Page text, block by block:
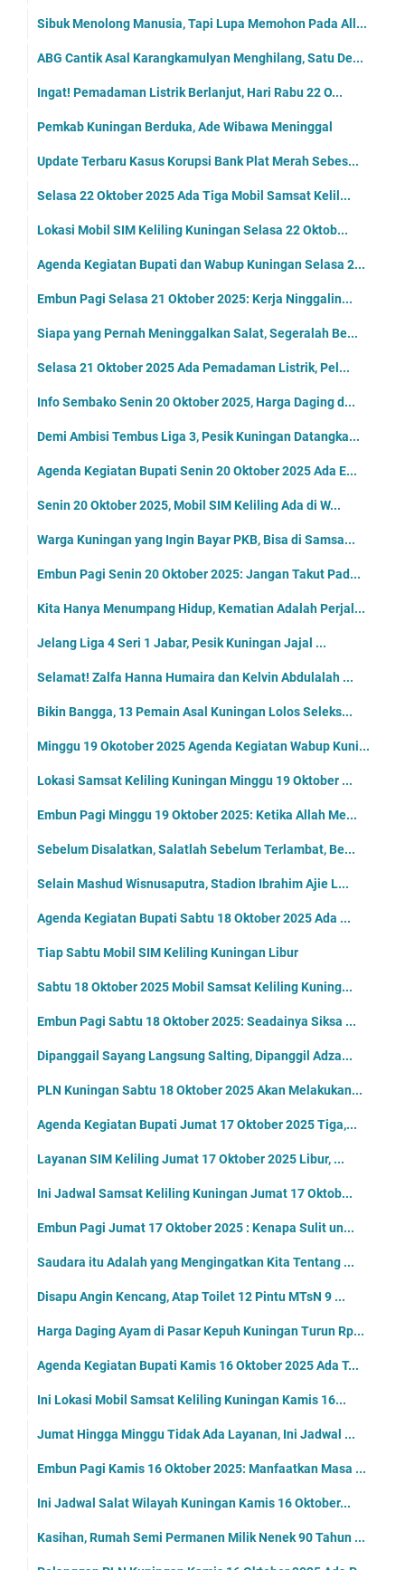
Sibuk Menolong Manusia, Tapi Lupa Memohon Pada All...
ABG Cantik Asal Karangkamulyan Menghilang, Satu De...
Ingat! Pemadaman Listrik Berlanjut, Hari Rabu 22 O...
Pemkab Kuningan Berduka, Ade Wibawa Meninggal
Update Terbaru Kasus Korupsi Bank Plat Merah Sebes...
Selasa 22 Oktober 2025 Ada Tiga Mobil Samsat Kelil...
Lokasi Mobil SIM Keliling Kuningan Selasa 22 Oktob...
Agenda Kegiatan Bupati dan Wabup Kuningan Selasa 2...
Embun Pagi Selasa 21 Oktober 2025: Kerja Ninggalin...
Siapa yang Pernah Meninggalkan Salat, Segeralah Be...
Selasa 21 Oktober 2025 Ada Pemadaman Listrik, Pel...
Info Sembako Senin 20 Oktober 2025, Harga Daging d...
Demi Ambisi Tembus Liga 3, Pesik Kuningan Datangka...
Agenda Kegiatan Bupati Senin 20 Oktober 2025 Ada E...
Senin 20 Oktober 2025, Mobil SIM Keliling Ada di W...
Warga Kuningan yang Ingin Bayar PKB, Bisa di Samsa...
Embun Pagi Senin 20 Oktober 2025: Jangan Takut Pad...
Kita Hanya Menumpang Hidup, Kematian Adalah Perjal...
Jelang Liga 4 Seri 1 Jabar, Pesik Kuningan Jajal ...
Selamat! Zalfa Hanna Humaira dan Kelvin Abdulalah ...
Bikin Bangga, 13 Pemain Asal Kuningan Lolos Seleks...
Minggu 19 Okotober 2025 Agenda Kegiatan Wabup Kuni...
Lokasi Samsat Keliling Kuningan Minggu 19 Oktober ...
Embun Pagi Minggu 19 Oktober 2025: Ketika Allah Me...
Sebelum Disalatkan, Salatlah Sebelum Terlambat, Be...
Selain Mashud Wisnusaputra, Stadion Ibrahim Ajie L...
Agenda Kegiatan Bupati Sabtu 18 Oktober 2025 Ada ...
Tiap Sabtu Mobil SIM Keliling Kuningan Libur
Sabtu 18 Oktober 2025 Mobil Samsat Keliling Kuning...
Embun Pagi Sabtu 18 Oktober 2025: Seadainya Siksa ...
Dipanggail Sayang Langsung Salting, Dipanggil Adza...
PLN Kuningan Sabtu 18 Oktober 2025 Akan Melakukan...
Agenda Kegiatan Bupati Jumat 17 Oktober 2025 Tiga,...
Layanan SIM Keliling Jumat 17 Oktober 2025 Libur, ...
Ini Jadwal Samsat Keliling Kuningan Jumat 17 Oktob...
Embun Pagi Jumat 17 Oktober 2025 : Kenapa Sulit un...
Saudara itu Adalah yang Mengingatkan Kita Tentang ...
Disapu Angin Kencang, Atap Toilet 12 Pintu MTsN 9 ...
Harga Daging Ayam di Pasar Kepuh Kuningan Turun Rp...
Agenda Kegiatan Bupati Kamis 16 Oktober 2025 Ada T...
Ini Lokasi Mobil Samsat Keliling Kuningan Kamis 16...
Jumat Hingga Minggu Tidak Ada Layanan, Ini Jadwal ...
Embun Pagi Kamis 16 Oktober 2025: Manfaatkan Masa ...
Ini Jadwal Salat Wilayah Kuningan Kamis 16 Oktober...
Kasihan, Rumah Semi Permanen Milik Nenek 90 Tahun ...